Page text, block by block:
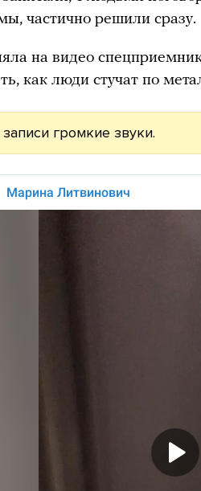
частично решили сразу.
на видео
как люди стучат по
громкие звуки.